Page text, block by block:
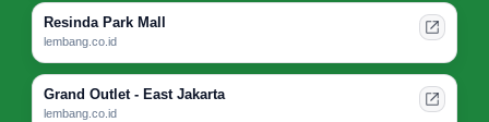
Resinda Park Mall
lembang.co.id
Grand Outlet - East Jakarta
lembang.co.id